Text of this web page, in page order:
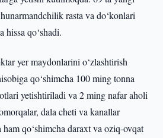
rasta va do‘konlari
hissa qo‘shadi.
yer maydonlarini o‘zlashtirish
qo‘shimcha 100 ming tonna
yetishtiriladi va 2 ming nafar aholi
dala cheti va kanallar
qo‘shimcha daraxt va oziq-ovqat